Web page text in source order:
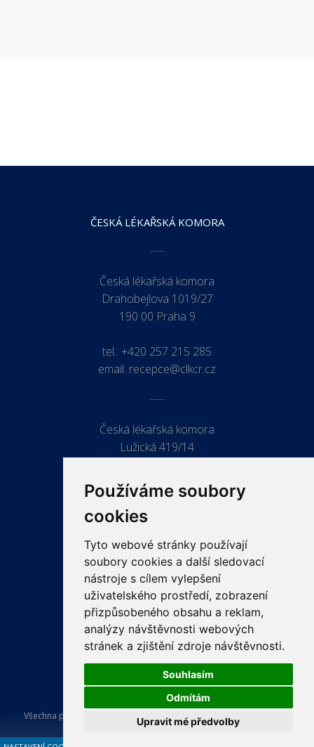
Používáme soubory
cookies
Tyto webové stránky používají
soubory cookies a další sledovací
nástroje s cílem vylepšení
uživatelského prostředí, zobrazení
přizpůsobeného obsahu a reklam,
analýzy návštěvnosti webových
stránek a zjištění zdroje návštěvnosti.
Souhlasím
Odmítám
Upravit mé předvolby
ČESKÁ LÉKAŘSKÁ KOMORA
Česká lékařská komora
Drahobejlova 1019/27
190 00 Praha 9
tel.: +420 257 215 285
email: recepce@clkcr.cz
Česká lékařská komora
Lužická 419/14
ODKAZY
PRO LÉKAŘE
PRO VEŘEJNOST
VZDĚLÁVÁNÍ
Všechna práva vyhrazena Česká lékařská komora. Tvorba a provoz
ISSA CZECH s.r.o..